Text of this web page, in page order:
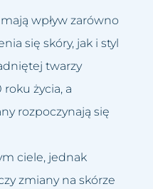
lub brwi
wpływ zarówno
się skóry, jak i styl
twarzy
życia, a
rozpoczynają się
ciele, jednak
zmiany na skórze